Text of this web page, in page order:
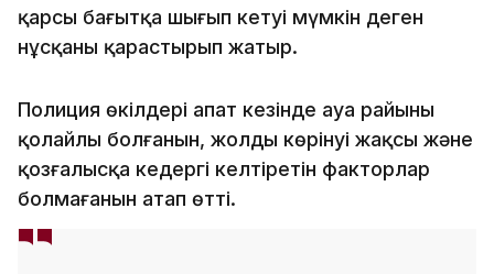
қарсы бағытқа шығып кетуі мүмкін деген
нұсқаны қарастырып жатыр.
Полиция өкілдері апат кезінде ауа райының
қолайлы болғанын, жолдың көрінуі жақсы және
қозғалысқа кедергі келтіретін факторлар
болмағанын атап өтті.